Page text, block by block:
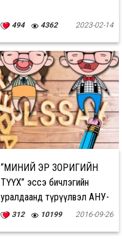
494 4362 2023-02-14
“МИНИЙ ЭР ЗОРИГИЙН
ТҮҮХ” эссэ бичлэгийн
уралдаанд түрүүлвэл АНУ-
д аялна
312 10199 2016-09-26